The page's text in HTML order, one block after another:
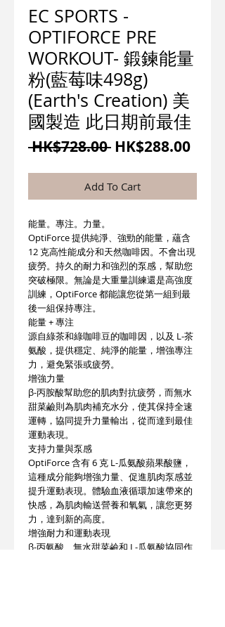
EC SPORTS -
OPTIFORCE PRE
WORKOUT- 鍛鍊能量
粉(藍莓味498g)
(Earth's Creation) 美
國製造 此日期前最佳
HK$728.00 一
價
格
HK$288.00促
格
Add To Cart
能量。專注。力量。
OptiForce 提供純淨、強勁的能量，蘊含
12 克高性能成分和天然咖啡因。不會出現
疲勞。持久的耐力和強烈的泵感，幫助您
突破極限。無論是大重量訓練還是高強度
訓練，OptiForce 都能讓您從第一組到最
後一組保持專注。
能量 + 專注
源自綠茶和綠咖啡豆的咖啡因，以及 L-茶
氨酸，提供穩定、純淨的能量，增強專注
力，避免緊張或疲勞。
增強力量
β-丙胺酸幫助您的肌肉對抗疲勞，而無水
甜菜鹼則為肌肉補充水分，使其保持全速
運轉，協同提升力量輸出，從而達到最佳
運動表現。
支持力量與泵感
OptiForce 含有 6 克 L-瓜氨酸蘋果酸鹽，
這種成分能夠增強力量、促進肌肉泵感並
提升運動表現。體驗血液循環加速帶來的
快感，為肌肉輸送營養和氧氣，讓您更努
力，達到新的高度。
增強耐力和運動表現
β-丙氨酸、無水甜菜鹼和 L-瓜氨酸協同作